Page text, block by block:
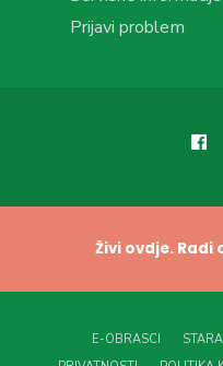
Prijavi problem
Živi ovdje. Radi
E-OBRASCI